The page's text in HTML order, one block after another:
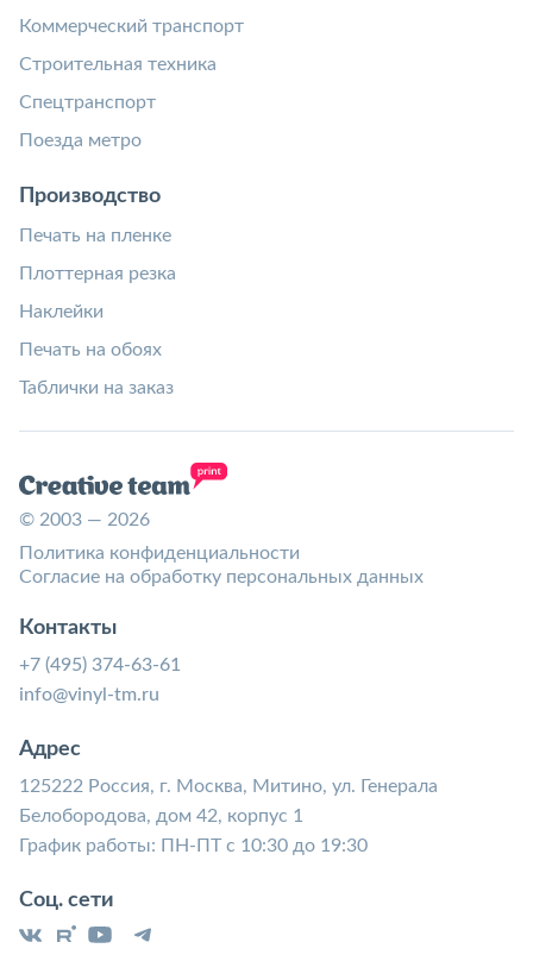
Коммерческий транспорт
Строительная техника
Спецтранспорт
Поезда метро
Производство
Печать на пленке
Плоттерная резка
Наклейки
Печать на обоях
Таблички на заказ
© 2003 — 2026
Политика конфиденциальности
Согласие на обработку персональных данных
Контакты
+7 (495) 374-63-61
info@vinyl-tm.ru
Адрес
125222 Россия, г. Москва, Митино, ул. Генерала
Белобородова, дом 42, корпус 1
График работы: ПН-ПТ с 10:30 до 19:30
Соц. сети